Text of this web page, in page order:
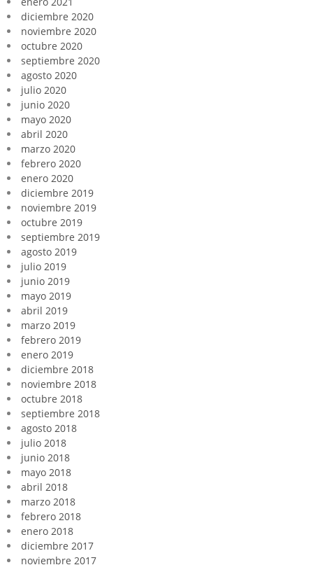
diciembre 2020
noviembre 2020
octubre 2020
septiembre 2020
agosto 2020
julio 2020
junio 2020
mayo 2020
abril 2020
marzo 2020
febrero 2020
enero 2020
diciembre 2019
noviembre 2019
octubre 2019
septiembre 2019
agosto 2019
julio 2019
junio 2019
mayo 2019
abril 2019
marzo 2019
febrero 2019
enero 2019
diciembre 2018
noviembre 2018
octubre 2018
septiembre 2018
agosto 2018
julio 2018
junio 2018
mayo 2018
abril 2018
marzo 2018
febrero 2018
enero 2018
diciembre 2017
noviembre 2017